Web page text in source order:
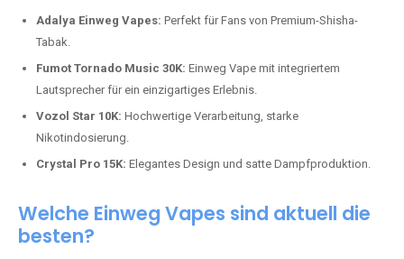
Adalya Einweg Vapes: Perfekt für Fans von Premium-Shisha-
Tabak.
Fumot Tornado Music 30K: Einweg Vape mit integriertem
Lautsprecher für ein einzigartiges Erlebnis.
Vozol Star 10K: Hochwertige Verarbeitung, starke
Nikotindosierung.
Crystal Pro 15K: Elegantes Design und satte Dampfproduktion.
Welche Einweg Vapes sind aktuell die
besten?